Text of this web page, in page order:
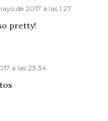
de 2017 a las 1:27
pretty!
a las 23:34